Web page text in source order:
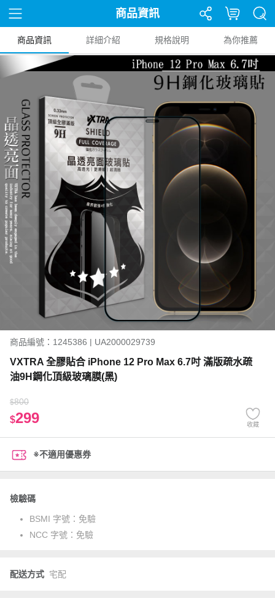
商品資訊
商品資訊 詳細介紹 規格說明 為你推薦
商品編號：1245386 | UA2000029739
VXTRA 全膠貼合 iPhone 12 Pro Max 6.7吋 滿版疏水疏
油9H鋼化頂級玻璃膜(黑)
$800
$299 收藏
※不適用優惠券
檢驗碼
BSMI 字號： 免驗
NCC 字號： 免驗
配送方式 宅配